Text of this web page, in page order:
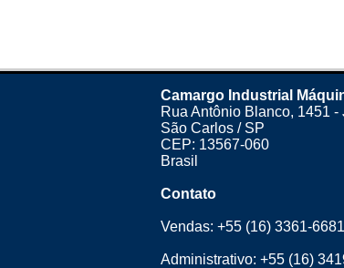
Camargo Industrial
Rua Antônio Blanco, 1451
São Carlos / SP
CEP: 13567-060
Brasil
Contato
Vendas: +55 (16) 3361-6681
Administrativo: +55 (16)